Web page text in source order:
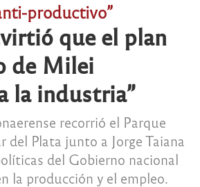
productivo”
que el plan
de Milei
la industria”
recorrió el Parque
Plata junto a Jorge Taiana
del Gobierno nacional
la producción y el empleo.